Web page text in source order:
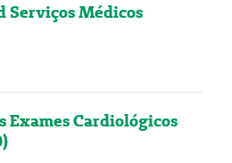
Serviços Médicos
Exames Cardiológicos